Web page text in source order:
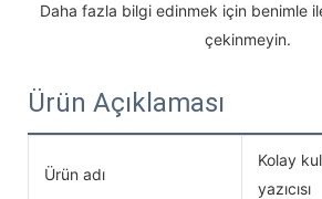
çekinmeyin.
Ürün Açıklaması
Ürün adı
Kolay
yazıcısı